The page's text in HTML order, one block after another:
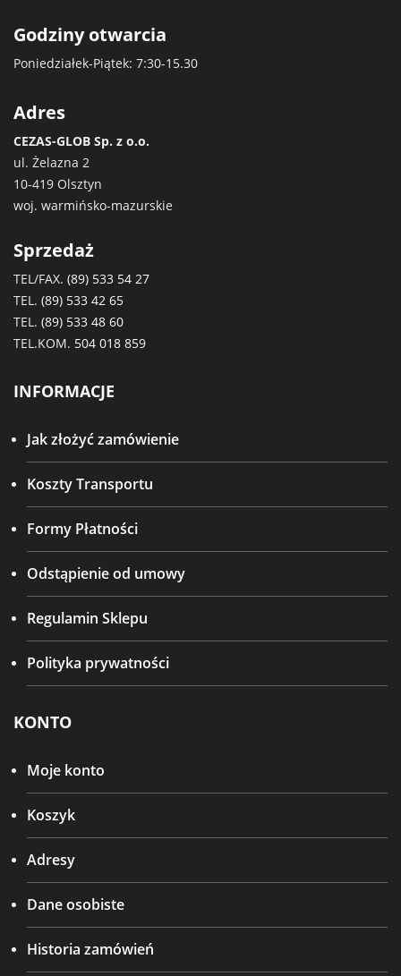
Godziny otwarcia
Poniedziałek-Piątek: 7:30-15.30
Adres
CEZAS-GLOB Sp. z o.o.
ul. Żelazna 2
10-419 Olsztyn
woj. warmińsko-mazurskie
Sprzedaż
TEL/FAX. (89) 533 54 27
TEL. (89) 533 42 65
TEL. (89) 533 48 60
TEL.KOM. 504 018 859
INFORMACJE
Jak złożyć zamówienie
Koszty Transportu
Formy Płatności
Odstąpienie od umowy
Regulamin Sklepu
Polityka prywatności
KONTO
Moje konto
Koszyk
Adresy
Dane osobiste
Historia zamówień